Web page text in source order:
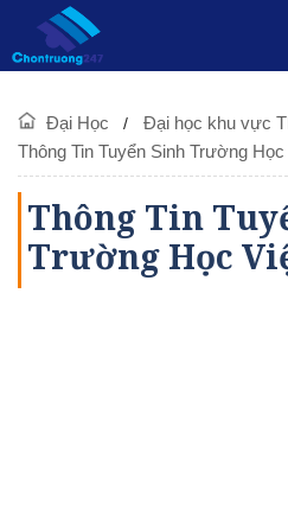
Đại Học
Đại học khu vực
Thông Tin Tuyển Sinh Trường
Thông Tin
Trường Học